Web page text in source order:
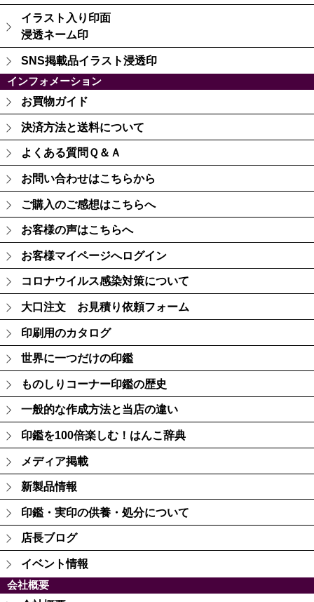
イラスト入り印面
浸透ネーム印
SNS掲載品イラスト浸透印
インフォメーション
お買物ガイド
決済方法と送料について
よくある質問Ｑ＆Ａ
お問い合わせはこちらから
ご購入のご感想はこちらへ
お客様の声はこちらへ
お客様マイページへログイン
コロナウイルス感染対策について
大口注文 お見積り依頼フォーム
印刷用のカタログ
世界に一つだけの印鑑
ものしりコーナー印鑑の歴史
一般的な作成方法と当店の違い
印鑑を100倍楽しむ！はんこ辞典
メディア掲載
新製品情報
印鑑・実印の供養・処分について
店長ブログ
イベント情報
会社概要